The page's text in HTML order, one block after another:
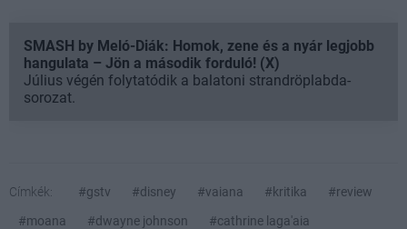
SMASH by Meló-Diák: Homok, zene és a nyár legjobb
hangulata – Jön a második forduló! (X)
Július végén folytatódik a balatoni strandröplabda-
sorozat.
Címkék: #gstv #disney #vaiana #kritika
#review
#moana
#dwayne johnson #cathrine laga'aia